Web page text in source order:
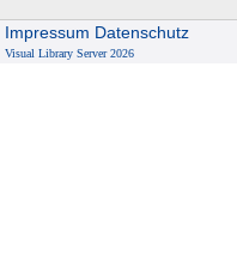
Impressum Datenschutz
Visual Library Server 2026